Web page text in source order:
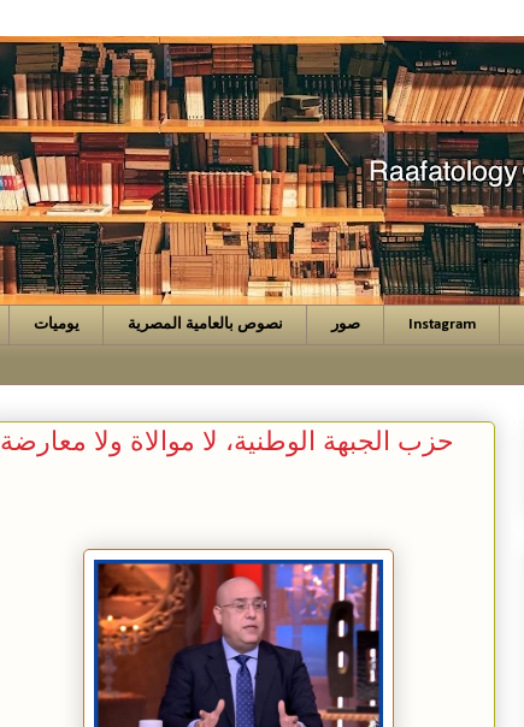
يوميات نصوص بالعامية المصرية صور Instagram
حزب الجبهة الوطنية، لا موالاة ولا معارضة